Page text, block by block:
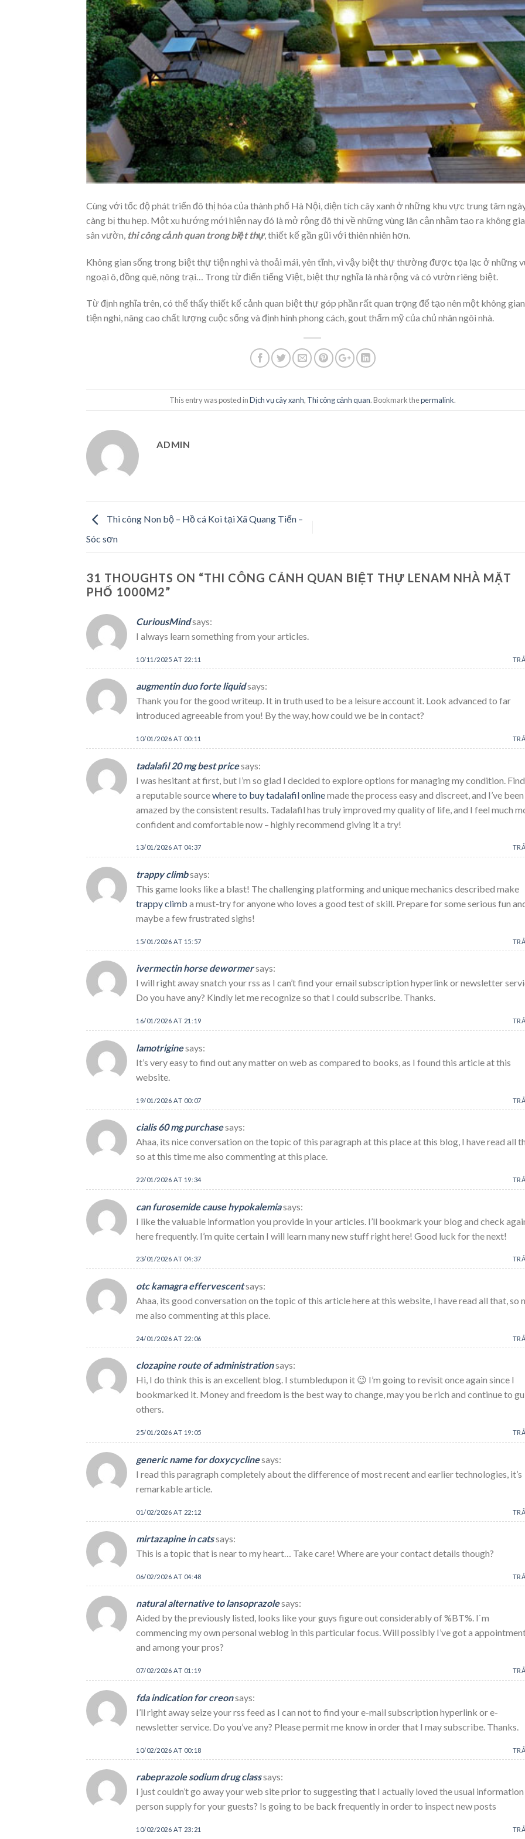
Cùng với tốc độ phát triển đô thị hóa của thành phố Hà Nội, diện tích cây xanh ở những khu vực trung tâm
càng bị thu hẹp. Một xu hướng mới hiện nay đó là mở rộng đô thị về những vùng lân cận nhằm tạo ra không
sân vườn, thi công cảnh quan trong biệt thự, thiết kế gần gũi với thiên nhiên hơn.
Không gian sống trong biệt thự tiện nghi và thoải mái, yên tĩnh, vì vậy biệt thự thường được tọa lạc ở những
ngoại ô, đồng quê, nông trại… Trong từ điển tiếng Việt, biệt thự nghĩa là nhà rộng và có vườn riêng biệt.
Từ định nghĩa trên, có thể thấy thiết kế cảnh quan biệt thự góp phần rất quan trọng để tạo nên một không gian
tiện nghi, nâng cao chất lượng cuộc sống và định hình phong cách, gout thẩm mỹ của chủ nhân ngôi nhà.
This entry was posted inDịch vụ cây xanh, Thi công cảnh quan. Bookmark thepermalink.
ADMIN
Thi công Non bộ – Hồ cá Koi tại Xã Quang Tiến –
Sóc sơn
31 THOUGHTS ON “THI CÔNG CẢNH QUAN BIỆT THỰ LENAM NHÀ MẶT
PHỐ 1000M2”
CuriousMindsays:
I always learn something from your articles.
10/11/2025 AT 22:11
augmentin duo forte liquidsays:
Thank you for the good writeup. It in truth used to be a leisure account it. Look advanced to far
introduced agreeable from you! By the way, how could we be in contact?
10/01/2026 AT 00:11
tadalafil 20 mg best pricesays:
I was hesitant at first, but I’m so glad I decided to explore options for managing my condition.
a reputable sourcewhere to buy tadalafil onlinemade the process easy and discreet, and I’ve been
amazed by the consistent results. Tadalafil has truly improved my quality of life, and I feel much
confident and comfortable now – highly recommend giving it a try!
13/01/2026 AT 04:37
trappy climbsays:
This game looks like a blast! The challenging platforming and unique mechanics described make
trappy climb a must-try for anyone who loves a good test of skill. Prepare for some serious fun
maybe a few frustrated sighs!
15/01/2026 AT 15:57
ivermectin horse dewormersays:
I will right away snatch your rss as I can’t find your email subscription hyperlink or newsletter
Do you have any? Kindly let me recognize so that I could subscribe. Thanks.
16/01/2026 AT 21:19
lamotriginesays:
It’s very easy to find out any matter on web as compared to books, as I found this article at this
website.
19/01/2026 AT 00:07
cialis 60 mg purchasesays:
Ahaa, its nice conversation on the topic of this paragraph at this place at this blog, I have read all
so at this time me also commenting at this place.
22/01/2026 AT 19:34
can furosemide cause hypokalemiasays:
I like the valuable information you provide in your articles. I’ll bookmark your blog and check
here frequently. I’m quite certain I will learn many new stuff right here! Good luck for the next!
23/01/2026 AT 04:37
otc kamagra effervescentsays:
Ahaa, its good conversation on the topic of this article here at this website, I have read all that, so
me also commenting at this place.
24/01/2026 AT 22:06
clozapine route of administrationsays:
Hi, I do think this is an excellent blog. I stumbledupon it 😉 I’m going to revisit once again since I
bookmarked it. Money and freedom is the best way to change, may you be rich and continue to
others.
25/01/2026 AT 19:05
generic name for doxycyclinesays:
I read this paragraph completely about the difference of most recent and earlier technologies, it’s
remarkable article.
01/02/2026 AT 22:12
mirtazapine in catssays:
This is a topic that is near to my heart… Take care! Where are your contact details though?
06/02/2026 AT 04:48
natural alternative to lansoprazolesays:
Aided by the previously listed, looks like your guys figure out considerably of %BT%. I`m
commencing my own personal weblog in this particular focus. Will possibly I’ve got a
and among your pros?
07/02/2026 AT 01:19
fda indication for creonsays:
I’ll right away seize your rss feed as I can not to find your e-mail subscription hyperlink or e-
newsletter service. Do you’ve any? Please permit me know in order that I may subscribe. Thanks.
10/02/2026 AT 00:18
rabeprazole sodium drug classsays:
I just couldn’t go away your web site prior to suggesting that I actually loved the usual information
person supply for your guests? Is going to be back frequently in order to inspect new posts
10/02/2026 AT 23:21